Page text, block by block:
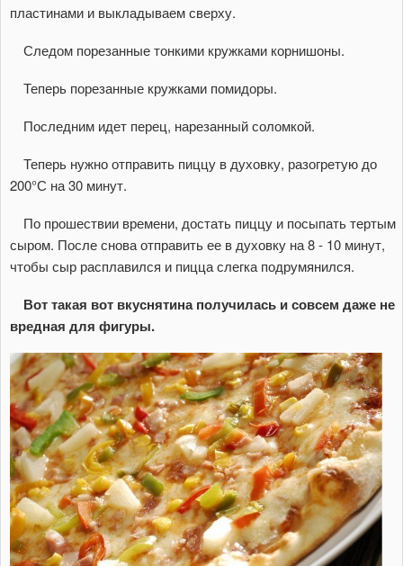
пластинами и выкладываем сверху.
Следом порезанные тонкими кружками корнишоны.
Теперь порезанные кружками помидоры.
Последним идет перец, нарезанный соломкой.
Теперь нужно отправить пиццу в духовку, разогретую до
200°С на 30 минут.
По прошествии времени, достать пиццу и посыпать тертым
сыром. После снова отправить ее в духовку на 8 - 10 минут,
чтобы сыр расплавился и пицца слегка подрумянился.
Вот такая вот вкуснятина получилась и совсем даже не
вредная для фигуры.